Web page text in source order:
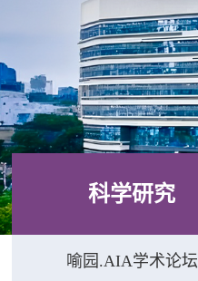
科学研究
喻园.AIA学术论坛